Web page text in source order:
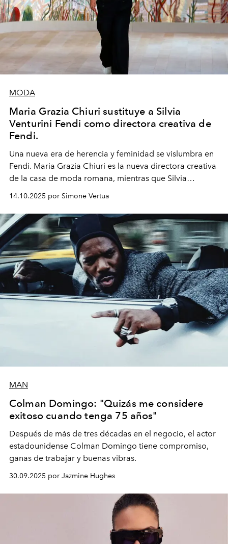
MODA
Maria Grazia Chiuri sustituye a Silvia
Venturini Fendi como directora creativa de
Fendi.
Una nueva era de herencia y feminidad se vislumbra en
Fendi. Maria Grazia Chiuri es la nueva directora creativa
de la casa de moda romana, mientras que Silvia
14.10.2025 por Simone Vertua
MAN
Colman Domingo: "Quizás me considere
exitoso cuando tenga 75 años"
Después de más de tres décadas en el negocio, el actor
estadounidense Colman Domingo tiene compromiso,
ganas de trabajar y buenas vibras.
30.09.2025 por Jazmine Hughes